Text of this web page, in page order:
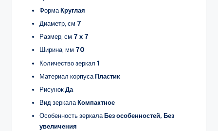
ФормаКруглая
Диаметр, см 7
Размер, см 7 х 7
Ширина, мм 70
Количество зеркал 1
Материал корпусаПластик
РисунокДа
Вид зеркалаКомпактное
Особенность зеркалаБез особенностей, Без
увеличения